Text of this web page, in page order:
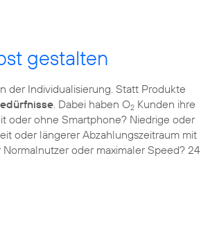
gestalten
der Individualisierung. Statt Produkte
. Dabei haben O2 Kunden ihre
oder ohne Smartphone? Niedrige oder
oder längerer Abzahlungszeitraum mit
oder maximaler Speed? 24